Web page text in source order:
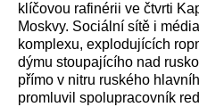
klíčovou rafinérii ve čtvrti
Moskvy. Sociální sítě i
komplexu, explodujících
dýmu stoupajícího nad
přímo v nitru ruského
promluvil spolupracovník